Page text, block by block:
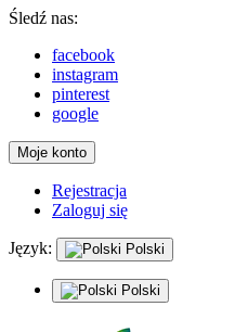
Śledź nas:
facebook
instagram
pinterest
google
Moje konto
Rejestracja
Zaloguj się
Język: Polski
Polski